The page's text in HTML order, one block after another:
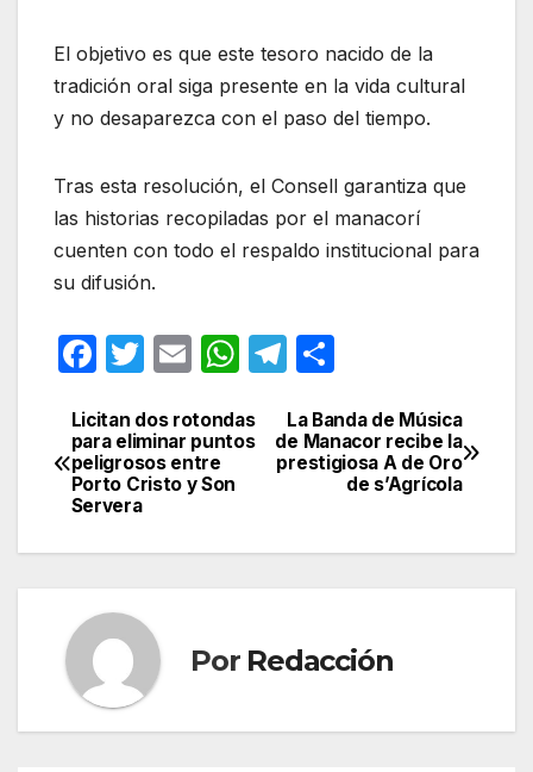
El objetivo es que este tesoro nacido de la
tradición oral siga presente en la vida cultural
y no desaparezca con el paso del tiempo.
Tras esta resolución, el Consell garantiza que
las historias recopiladas por el manacorí
cuenten con todo el respaldo institucional para
su difusión.
F
c
e
b
o
k
T
itt
er
E
ail
W
at
p
T
e
gr
m
m
p
ar
tir
Navegación
de
La Banda de Música
de Manacor recibe la
prestigiosa A de Oro
de s’Agrícola
Licitan dos rotondas
para eliminar puntos
peligrosos entre
Porto Cristo y Son
Servera
Por Redacción